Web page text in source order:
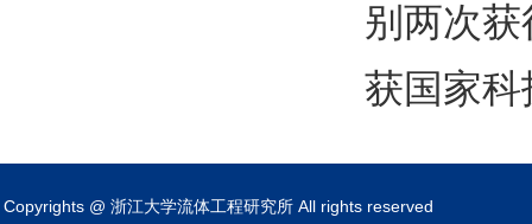
别两次
获国家
Copyrights @ 浙江大学流体工程研究所 All rights reserved